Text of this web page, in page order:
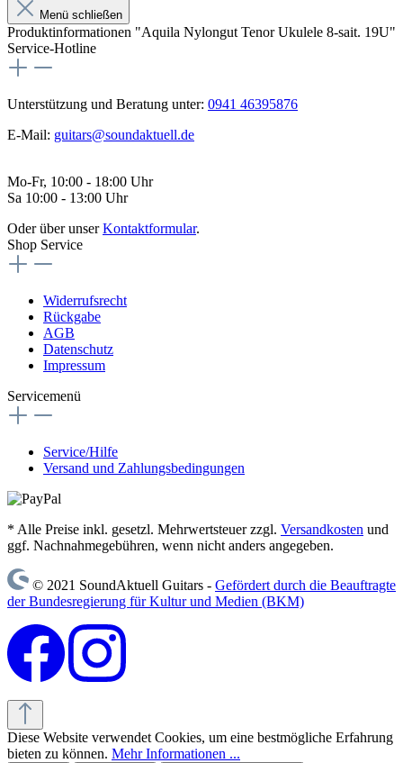
Menü schließen
Produktinformationen "Aquila Nylongut Tenor Ukulele 8-sait. 19U"
Service-Hotline
Unterstützung und Beratung unter: 0941 46395876
E-Mail: guitars@soundaktuell.de
Mo-Fr, 10:00 - 18:00 Uhr
Sa 10:00 - 13:00 Uhr
Oder über unserKontaktformular.
Shop Service
Widerrufsrecht
Rückgabe
AGB
Datenschutz
Impressum
Servicemenü
Service/Hilfe
Versand und Zahlungsbedingungen
* Alle Preise inkl. gesetzl. Mehrwertsteuer zzgl. Versandkosten und
ggf. Nachnahmegebühren, wenn nicht anders angegeben.
© 2021 SoundAktuell Guitars - Gefördert durch die Beauftragte
der Bundesregierung für Kultur und Medien (BKM)
Diese Website verwendet Cookies, um eine bestmögliche Erfahrung
bieten zu können. Mehr Informationen ...